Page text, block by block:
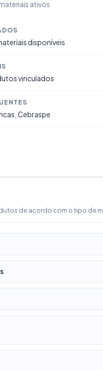
ativos
disponíveis
vinculados
Cebraspe
de acordo com o tipo de